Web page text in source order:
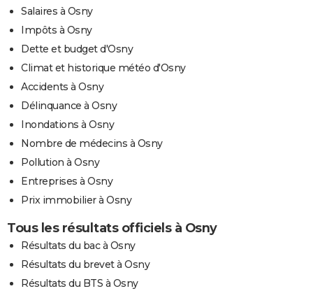
Salaires à Osny
Impôts à Osny
Dette et budget d'Osny
Climat et historique météo d'Osny
Accidents à Osny
Délinquance à Osny
Inondations à Osny
Nombre de médecins à Osny
Pollution à Osny
Entreprises à Osny
Prix immobilier à Osny
Tous les résultats officiels à Osny
Résultats du bac à Osny
Résultats du brevet à Osny
Résultats du BTS à Osny